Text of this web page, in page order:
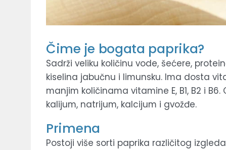
Čime je bogata paprika?
Sadrži veliku količinu vode, šećere,
kiselina jabučnu i limunsku. Ima dosta
manjim količinama vitamine E, B1, B2 i
kalijum, natrijum, kalcijum i gvožđe.
Primena
Postoji više sorti paprika različitog